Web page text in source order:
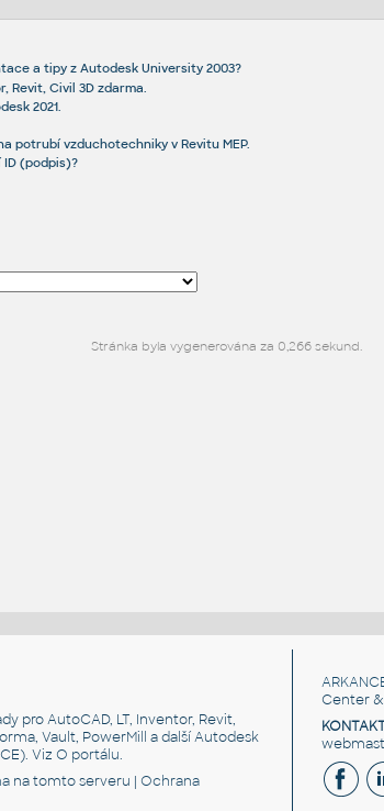
a tipy z Autodesk University 2003?
Revit, Civil 3D zdarma.
2021.
potrubí vzduchotechniky v Revitu MEP.
(podpis)?
Stránka byla vygenerována za 0,266 sekund.
pro AutoCAD, LT, Inventor, Revit,
Vault, PowerMill a další Autodesk
VizO portálu.
na tomto serveru |Ochrana
Center